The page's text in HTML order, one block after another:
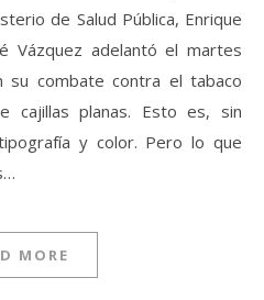
de Salud Pública, Enrique
Vázquez adelantó el martes
su combate contra el tabaco
cajillas planas. Esto es, sin
y color. Pero lo que
MORE